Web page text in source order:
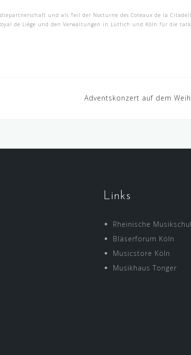
und als Teil der Nocturne des Coteaux de la
de Liège und den Verwaltungen in Lüttich und Köln für die
Adventskonzert auf dem
Links
Rheinische
Bläserforum Köln
Musicstore Köln
Musikhaus Tonger